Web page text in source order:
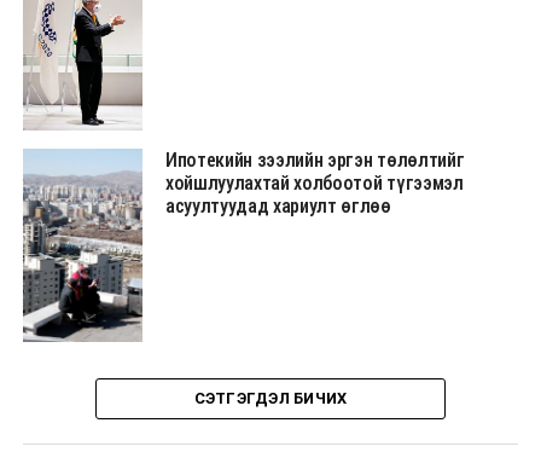
Ипотекийн зээлийн эргэн төлөлтийг
хойшлуулахтай холбоотой түгээмэл
асуултуудад хариулт өглөө
СЭТГЭГДЭЛ БИЧИХ